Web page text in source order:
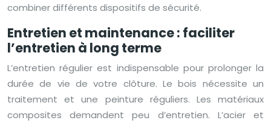
combiner différents dispositifs de sécurité.
Entretien et maintenance : faciliter
l’entretien à long terme
L’entretien régulier est indispensable pour prolonger la
durée de vie de votre clôture. Le bois nécessite un
traitement et une peinture réguliers. Les matériaux
composites demandent peu d’entretien. L’acier et